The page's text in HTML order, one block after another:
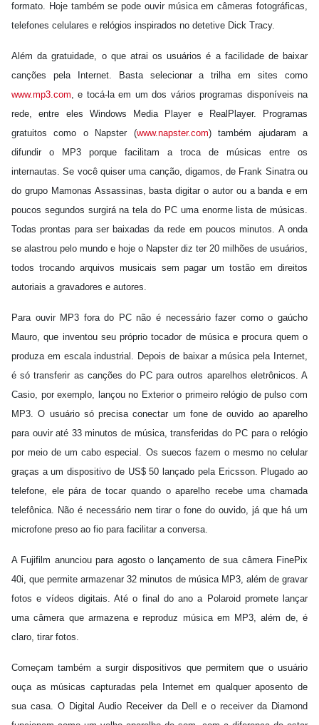
formato. Hoje também se pode ouvir música em câmeras fotográficas,
telefones celulares e relógios inspirados no detetive Dick Tracy.
Além da gratuidade, o que atrai os usuários é a facilidade de baixar
canções pela Internet. Basta selecionar a trilha em sites como
www.mp3.com, e tocá-la em um dos vários programas disponíveis na
rede, entre eles Windows Media Player e RealPlayer. Programas
gratuitos como o Napster (www.napster.com) também ajudaram a
difundir o MP3 porque facilitam a troca de músicas entre os
internautas. Se você quiser uma canção, digamos, de Frank Sinatra ou
do grupo Mamonas Assassinas, basta digitar o autor ou a banda e em
poucos segundos surgirá na tela do PC uma enorme lista de músicas.
Todas prontas para ser baixadas da rede em poucos minutos. A onda
se alastrou pelo mundo e hoje o Napster diz ter 20 milhões de usuários,
todos trocando arquivos musicais sem pagar um tostão em direitos
autoriais a gravadores e autores.
Para ouvir MP3 fora do PC não é necessário fazer como o gaúcho
Mauro, que inventou seu próprio tocador de música e procura quem o
produza em escala industrial. Depois de baixar a música pela Internet,
é só transferir as canções do PC para outros aparelhos eletrônicos. A
Casio, por exemplo, lançou no Exterior o primeiro relógio de pulso com
MP3. O usuário só precisa conectar um fone de ouvido ao aparelho
para ouvir até 33 minutos de música, transferidas do PC para o relógio
por meio de um cabo especial. Os suecos fazem o mesmo no celular
graças a um dispositivo de US$ 50 lançado pela Ericsson. Plugado ao
telefone, ele pára de tocar quando o aparelho recebe uma chamada
telefônica. Não é necessário nem tirar o fone do ouvido, já que há um
microfone preso ao fio para facilitar a conversa.
A Fujifilm anunciou para agosto o lançamento de sua câmera FinePix
40i, que permite armazenar 32 minutos de música MP3, além de gravar
fotos e vídeos digitais. Até o final do ano a Polaroid promete lançar
uma câmera que armazena e reproduz música em MP3, além de, é
claro, tirar fotos.
Começam também a surgir dispositivos que permitem que o usuário
ouça as músicas capturadas pela Internet em qualquer aposento de
sua casa. O Digital Audio Receiver da Dell e o receiver da Diamond